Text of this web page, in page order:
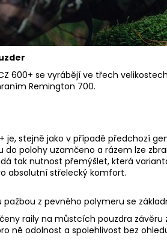
600+ se vyrábějí ve třech
Remington 700.
je, stejně jako v případě předchozí
do polohy uzamčeno a rázem lze
tak nutnost přemýšlet, která
absolutní střelecký komfort.
z pevného polymeru se
raily na můstcích pouzdra
ně odolnost a spolehlivost bez